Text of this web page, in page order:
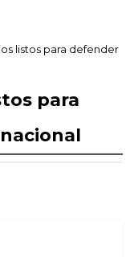
listos para defender
para